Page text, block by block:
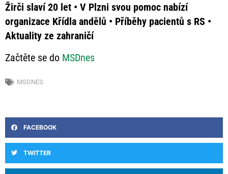
Žirči slaví 20 let • V Plzni svou pomoc nabízí
organizace Křídla andělů • Příběhy pacientů s RS •
Aktuality ze zahraničí
Začtěte se do MSDnes
MSDNES
FACEBOOK
TWITTER